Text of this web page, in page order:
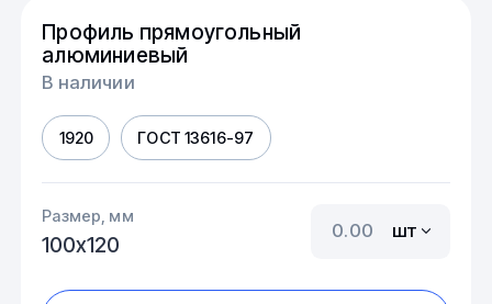
Профиль прямоугольный
алюминиевый
В наличии
1920 ГОСТ 13616-97
Размер, мм
100х120
шт